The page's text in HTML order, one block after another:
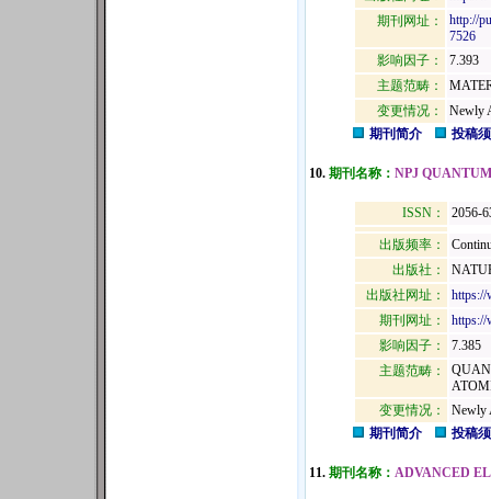
期刊网址：
http://
7526
影响因子：
7.393
主题范畴：
变更情况：
Newly
期刊简介
投稿
10. 期刊名称： NPJ
ISSN： 2056-
出版频率：
出版社：
出版社网址：
https://
期刊网址：
https://
影响因子：
7.385
主题范畴：
变更情况：
Newly
期刊简介
投稿
11. 期刊名称： ADVANCED